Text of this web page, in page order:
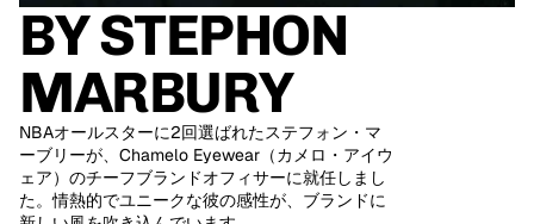
BY STEPHON
MARBURY
NBAオールスターに2回選ばれたステフォン・マ
ーブリーが、Chamelo Eyewear（カメロ・アイウ
ェア）のチーフブランドオフィサーに就任しまし
た。情熱的でユニークな彼の感性が、ブランドに